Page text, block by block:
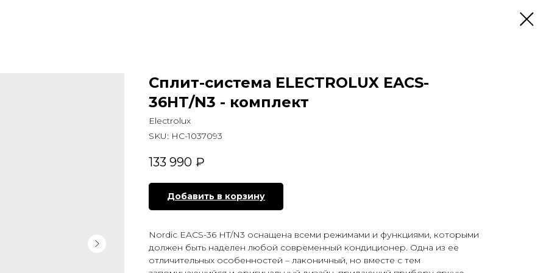
Сплит-система ELECTROLUX EACS-
36HT/N3 - комплект
Electrolux
SKU: НС-1037093
133 990 ₽
Добавить в корзину
Nordic EACS-36 HT/N3 оснащена всеми режимами и функциями, которыми
должен быть наделен любой современный кондиционер. Одна из ее
отличительных особенностей – лаконичный, но вместе с тем